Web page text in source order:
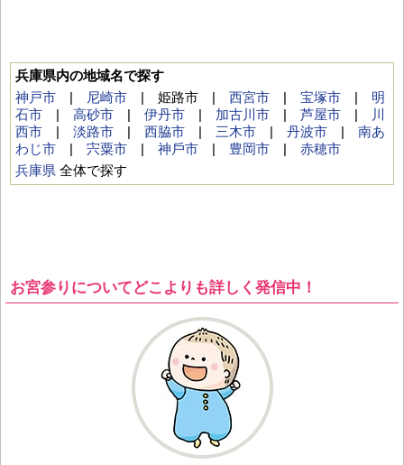
兵庫県内の地域名で探す
神戸市 | 尼崎市 | 姫路市 | 西宮市 | 宝塚市 | 明
石市 | 高砂市 | 伊丹市 | 加古川市 | 芦屋市 |
川
西市 | 淡路市 | 西脇市 | 三木市 | 丹波市 | 南あ
わじ市 | 宍粟市 | 神⼾市 | 豊岡市 | 赤穂市
兵庫県 全体で探す
お宮参りについてどこよりも詳しく発信中！